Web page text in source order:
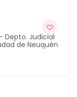
Depto. Judicial
de Neuquén